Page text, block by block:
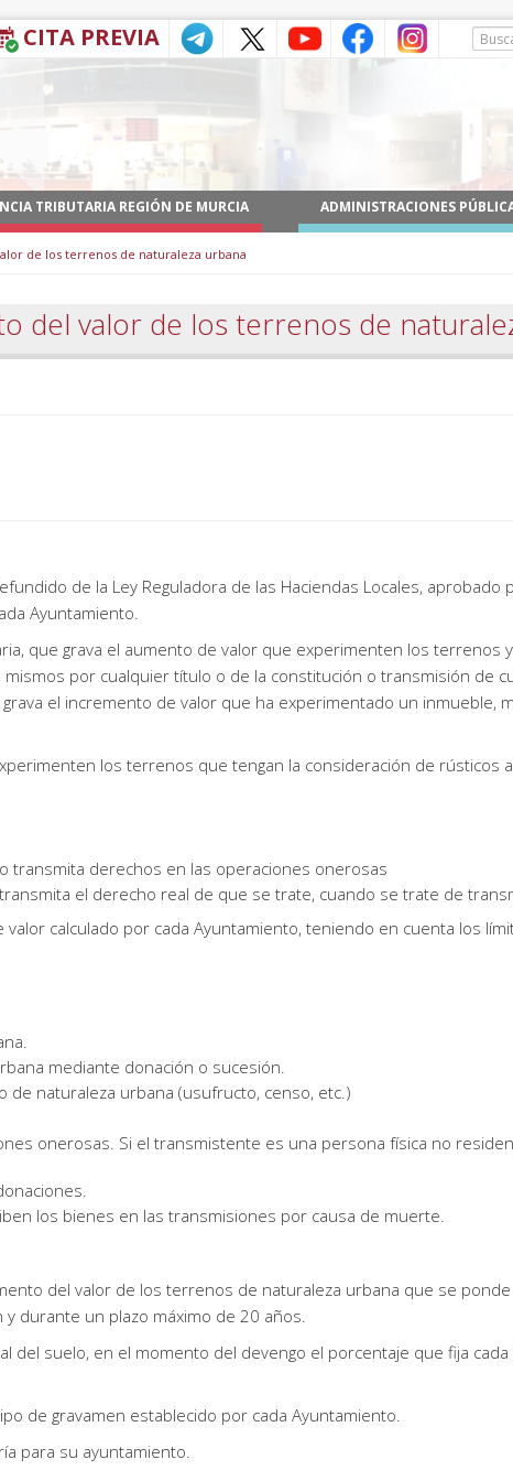
CITA PREVIA
TRIBUTARIA REGIÓN DE MURCIA ADMINISTRACIONES
de los terrenos de naturaleza urbana
del valor de los terrenos de
de la Ley Reguladora de las Haciendas Locales, aprobado
Ayuntamiento.
que grava el aumento de valor que experimenten los terrenos
por cualquier título o de la constitución o transmisión de
el incremento de valor que ha experimentado un inmueble,
los terrenos que tengan la consideración de rústicos
transmita derechos en las operaciones onerosas
el derecho real de que se trate, cuando se trate de
calculado por cada Ayuntamiento, teniendo en cuenta los
mediante donación o sucesión.
naturaleza urbana (usufructo, censo, etc.)
onerosas. Si el transmistente es una persona física no
los bienes en las transmisiones por causa de muerte.
del valor de los terrenos de naturaleza urbana que se
durante un plazo máximo de 20 años.
del suelo, en el momento del devengo el porcentaje que fija
de gravamen establecido por cada Ayuntamiento.
para su ayuntamiento.